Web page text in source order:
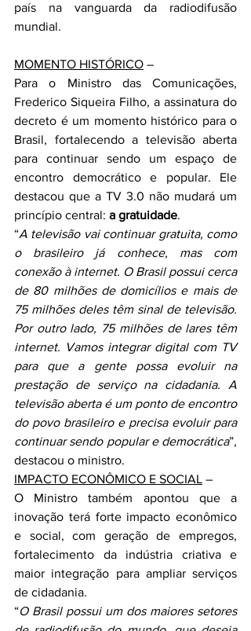
país na vanguarda da radiodifusão
mundial.
MOMENTO HISTÓRICO –
Para o Ministro das Comunicações,
Frederico Siqueira Filho, a assinatura do
decreto é um momento histórico para o
Brasil, fortalecendo a televisão aberta
para continuar sendo um espaço de
encontro democrático e popular. Ele
destacou que a TV 3.0 não mudará um
princípio central: a gratuidade.
“A televisão vai continuar gratuita, como
o brasileiro já conhece, mas com
conexão à internet. O Brasil possui cerca
de 80 milhões de domicílios e mais de
75 milhões deles têm sinal de televisão.
Por outro lado, 75 milhões de lares têm
internet. Vamos integrar digital com TV
para que a gente possa evoluir na
prestação de serviço na cidadania. A
televisão aberta é um ponto de encontro
do povo brasileiro e precisa evoluir para
continuar sendo popular e democrática”,
destacou o ministro.
IMPACTO ECONÔMICO E SOCIAL –
O Ministro também apontou que a
inovação terá forte impacto econômico
e social, com geração de empregos,
fortalecimento da indústria criativa e
maior integração para ampliar serviços
de cidadania.
“O Brasil possui um dos maiores setores